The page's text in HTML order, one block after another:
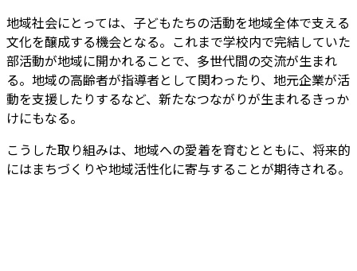
地域社会にとっては、子どもたちの活動を地域全体で支える
文化を醸成する機会となる。これまで学校内で完結していた
部活動が地域に開かれることで、多世代間の交流が生まれ
る。地域の高齢者が指導者として関わったり、地元企業が活
動を支援したりするなど、新たなつながりが生まれるきっか
けにもなる。
こうした取り組みは、地域への愛着を育むとともに、将来的
にはまちづくりや地域活性化に寄与することが期待される。